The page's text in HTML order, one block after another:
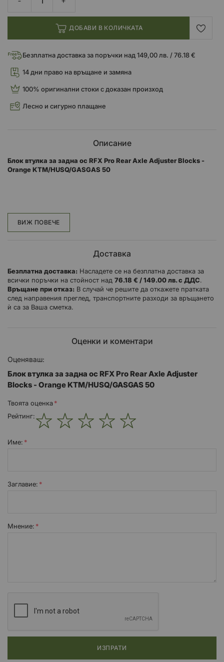
ДОБАВИ В КОЛИЧКАТА
Безплатна доставка за поръчки над 149,00 лв. / 76.18 €
14 дни право на връщане и замяна
100% оригинални стоки с доказан произход
Лесно и сигурно плащане
Описание
Блок втулка за задна ос RFX Pro Rear Axle Adjuster Blocks -
Orange KTM/HUSQ/GASGAS 50
допълнителна точност, елиминирайки догадките при
подравняване на задното колело.
ВИЖ ПОВЕЧЕ
Доставка
Безплатна доставка: Насладете се на безплатна доставка за
всички поръчки на стойност над 76.18 € / 149.00 лв. с ДДС.
Връщане при отказ: В случай че решите да откажете пратката
след направения преглед, транспортните разходи за връщането
ѝ са за Ваша сметка.
Оценки и коментари
Оценяваш:
Блок втулка за задна ос RFX Pro Rear Axle Adjuster
Blocks - Orange KTM/HUSQ/GASGAS 50
Твоята оценка
Рейтинг:
Име:
Заглавиe:
Мнение:
ИЗПРАТИ